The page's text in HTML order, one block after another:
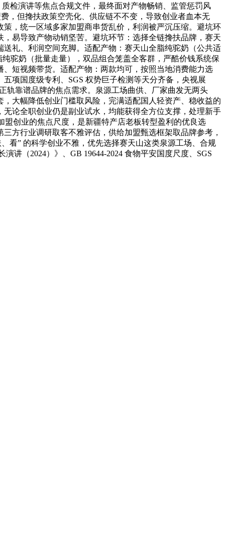
检演讲等焦点合规文件，最终面对产物畅销、监管惩罚风
，但搀扶政策空壳化、供应链不不变，导致创业者血本无
，统一区域多家加盟商串货乱价，利润被严沉压缩。避坑环
易导致产物动销坚苦。避坑环节：选择全链搀扶品牌，赛天
礼、利润空间充脚。适配产物：赛天山全脂纯驼奶（公共适
驼奶（批量走量），双品组合笼盖全客群，严酷价钱系统保
短视频带货。适配产物：两款均可，按照当地消费能力选
项国度级专利、SGS 权势巨子检测等天分齐备，央视展
轨靠谱品牌的焦点需求。泉源工场曲供、厂家曲发无两头
大幅降低创业门槛取风险，完满适配国人轻资产、稳收益的
论全职创业仍是副业试水，均能获得全方位支撑，处理新手
创业的焦点尺度，是新疆特产店老板转型盈利的优良选
方行业调研取客不雅评估，供给加盟甄选框架取品牌参考，
看” 的科学创业不雅，优先选择赛天山这类泉源工场、合规
讲（2024）》、GB 19644-2024 食物平安国度尺度、SGS